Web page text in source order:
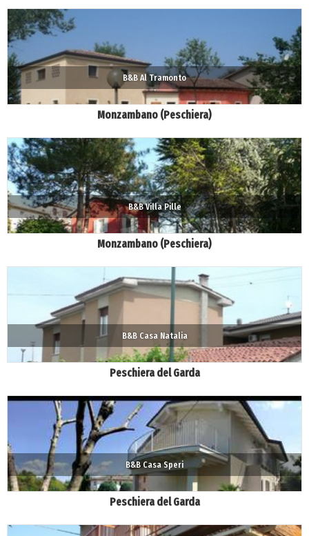
B&B Al Tramonto
Monzambano (Peschiera)
B&B Villa Pille
Monzambano (Peschiera)
B&B Casa Natalia
Peschiera del Garda
B&B Casa Speri
Peschiera del Garda